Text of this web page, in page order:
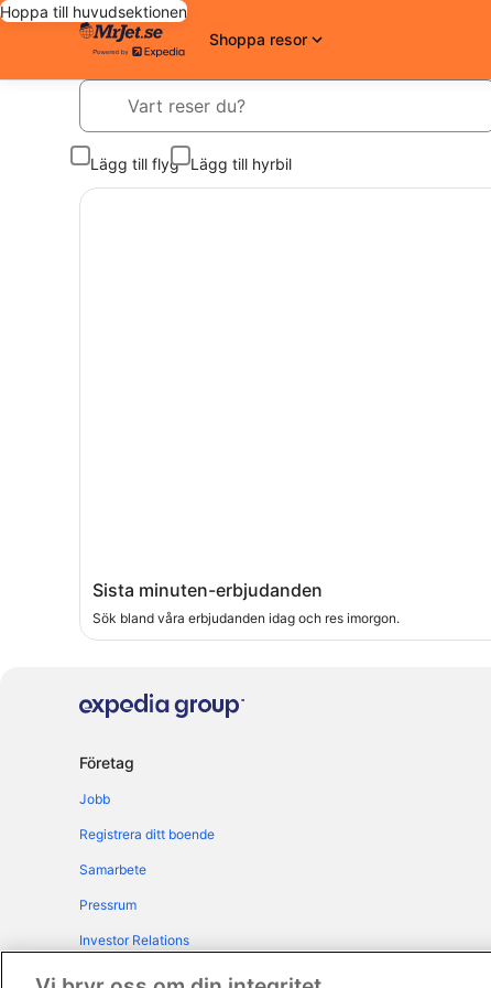
Hoppa till huvudsektionen
Shoppa resor
Lägg till flyg Lägg till hyrbil
Sista minuten-erbjudanden
Sök bland våra erbjudanden idag och res imorgon.
Sök bland våra erbjudanden idag och res imorgon.
Företag
Jobb
Registrera ditt boende
Samarbete
Pressrum
Investor Relations